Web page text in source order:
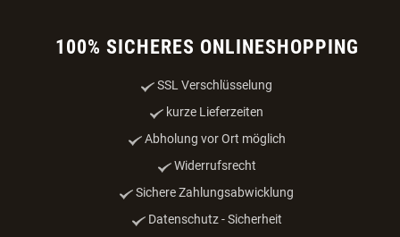
100% SICHERES ONLINESHOPPING
SSL Verschlüsselung
kurze Lieferzeiten
Abholung vor Ort möglich
Widerrufsrecht
Sichere Zahlungsabwicklung
Datenschutz - Sicherheit